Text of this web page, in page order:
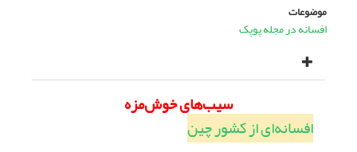
موضوعات
افسانه در مجله پوپک
سیب‌های خوش‌مزه
افسانه‌ای از کشور چین